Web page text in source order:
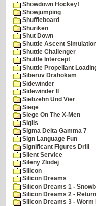
Showdown Hockey!
Showjumping
Shuffleboard
Shuriken
Shut Down
Shuttle Ascent
Shuttle Challenger
Shuttle Intercept
Shuttle Propellant
Siberuv Drahokam
Sidewinder
Sidewinder II
Siebzehn Und Vier
Siege
Siege On The X-Men
Sigils
Sigma Delta Gamma 7
Sign Language Fun
Significant Figures Drill
Silent Service
Sileny Zlodej
Silicon
Silicon Dreams
Silicon Dreams 1 -
Silicon Dreams 2 -
Silicon Dreams 3 - Worm